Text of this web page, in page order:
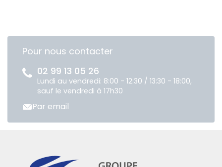
Pour nous contacter
02 99 13 05 26
Lundi au vendredi: 8:00 - 12:30 / 13:30 - 18:00,
sauf le vendredi à 17h30
Par email